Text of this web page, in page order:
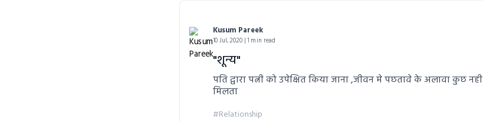
Kusum Pareek
10 Jul, 2020 | 1 min read
"शून्य"
पति द्वारा पत्नी को उपेक्षित किया जाना ,जीवन मे पछतावे के अलावा कुछ नही
मिलता
#Relationship